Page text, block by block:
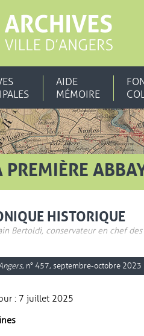
AIDE
MÉMOIRE
PREMIÈRE
HISTORIQUE
Bertoldi, conservateur en chef des
, n° 457, septembre-octobre 2023
: 7 juillet 2025